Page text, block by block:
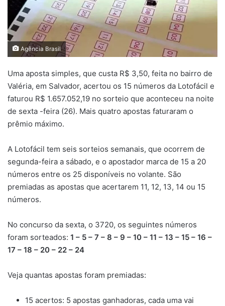
Agência Brasil
Uma aposta simples, que custa R$ 3,50, feita no bairro de
Valéria, em Salvador, acertou os 15 números da Lotofácil e
faturou R$ 1.657.052,19 no sorteio que aconteceu na noite
de sexta -feira (26). Mais quatro apostas faturaram o
prêmio máximo.
A Lotofácil tem seis sorteios semanais, que ocorrem de
segunda-feira a sábado, e o apostador marca de 15 a 20
números entre os 25 disponíveis no volante. São
premiadas as apostas que acertarem 11, 12, 13, 14 ou 15
números.
No concurso da sexta, o 3720, os seguintes números
foram sorteados: 1 – 5 – 7 – 8 – 9 – 10 – 11 – 13 – 15 – 16 –
17 – 18 – 20 – 22 – 24
Veja quantas apostas foram premiadas:
15 acertos: 5 apostas ganhadoras, cada uma vai